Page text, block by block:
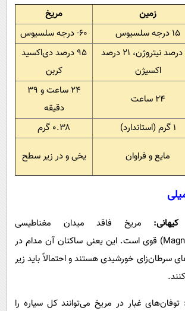
زمین
مریخ
۱۵ درجه سلسیوس
۶۰- درجه سلسیوس
۷۸ درصد نیتروژن، ۲۱ درصد
اکسیژن
۹۵ درصد دی‌اکسید
کربن
۲۴ ساعت
۲۴ ساعت و ۳۹
دقیقه
۱ گرم (استاندارد)
۰.۳۸ گرم
مایع و فراوان یخی و در زیر سطح
مریخ فاقد میدان مغناطیسی
(Magnetosphere) قوی است. این یعنی ساکنان آن مدام در
سرطان‌زای خورشیدی هستند و احتمالاً باید زیر
توفان‌های غبار در مریخ می‌توانند کل سیاره را